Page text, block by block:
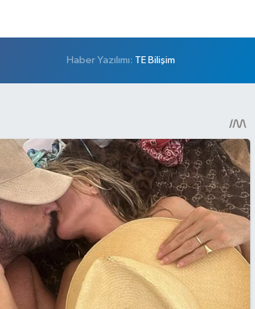
Haber Yazılımı: TE Bilişim